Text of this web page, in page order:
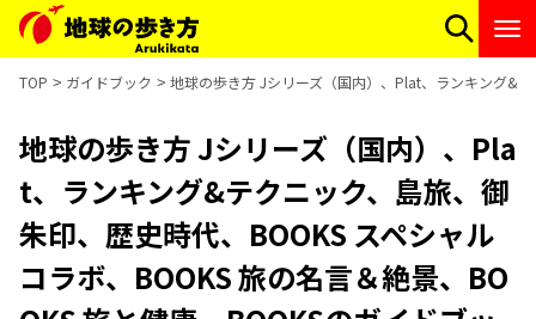
TOP ガイドブック 地球の歩き方 Jシリーズ（国内）、Plat、ランキング&
地球の歩き方 Jシリーズ（国内）、Pla
t、ランキング&テクニック、島旅、御
朱印、歴史時代、BOOKS スペシャル
コラボ、BOOKS 旅の名言＆絶景、BO